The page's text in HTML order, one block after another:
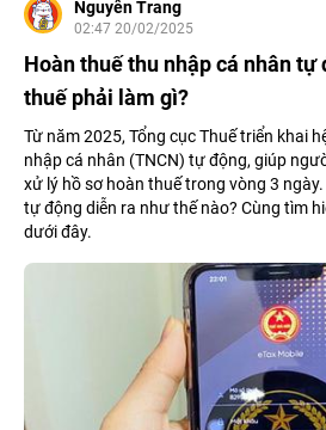
Nguyễn Trang
02:47 20/02/2025
Hoàn thuế thu nhập cá nhân tự
thuế phải làm gì?
Từ năm 2025, Tổng cục Thuế triển khai
nhập cá nhân (TNCN) tự động, giúp
xử lý hồ sơ hoàn thuế trong vòng 3
tự động diễn ra như thế nào? Cùng tìm
dưới đây.